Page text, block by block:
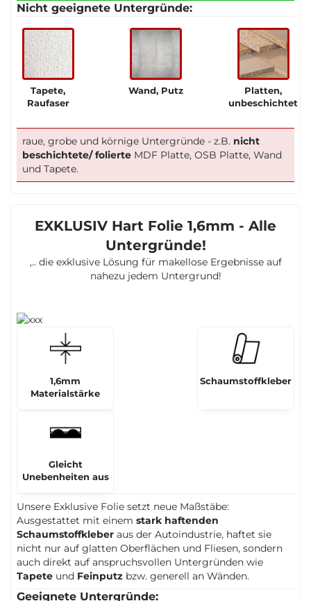
Nicht geeignete Untergründe:
Tapete,
Raufaser
Wand, Putz
Platten,
unbeschichtet
raue, grobe und körnige Untergründe - z.B. nicht
beschichtete/ folierte MDF Platte, OSB Platte, Wand
und Tapete.
EXKLUSIV Hart Folie 1,6mm - Alle
Untergründe!
,.. die exklusive Lösung für makellose Ergebnisse auf
nahezu jedem Untergrund!
1,6mm
Materialstärke
Schaumstoffkleber
Gleicht
Unebenheiten aus
Unsere Exklusive Folie setzt neue Maßstäbe:
Ausgestattet mit einem stark haftenden
Schaumstoffkleber aus der Autoindustrie, haftet sie
nicht nur auf glatten Oberflächen und Fliesen, sondern
auch direkt auf anspruchsvollen Untergründen wie
Tapete und Feinputz bzw. generell an Wänden.
Geeignete Untergründe: